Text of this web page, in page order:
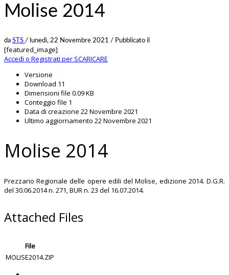
Molise 2014
da STS / lunedì, 22 Novembre 2021 / Pubblicato il
[featured_image]
Accedi o Registrati per SCARICARE
Versione
Download 11
Dimensioni file 0.09 KB
Conteggio file 1
Data di creazione 22 Novembre 2021
Ultimo aggiornamento 22 Novembre 2021
Molise 2014
Prezzario Regionale delle opere edili del Molise, edizione 2014. D.G.R.
del 30.06.2014 n. 271, BUR n. 23 del 16.07.2014.
Attached Files
File
MOLISE2014.ZIP